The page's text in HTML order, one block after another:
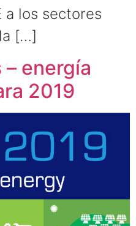
a los sectores
[…]
energía
2019